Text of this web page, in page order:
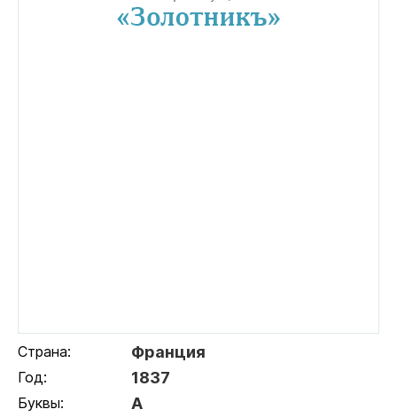
Страна: Франция
Год: 1837
Буквы: А